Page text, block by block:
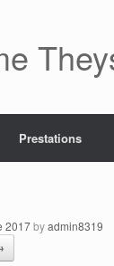
Prestations
2017byadmin8319